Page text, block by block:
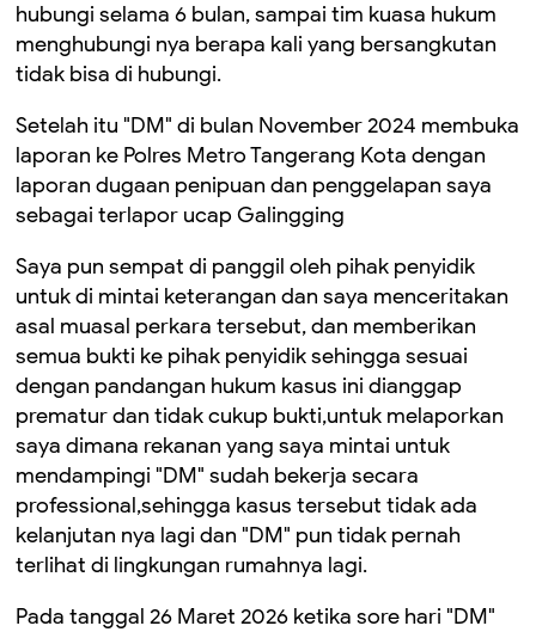
hubungi selama 6 bulan, sampai tim kuasa hukum
menghubungi nya berapa kali yang bersangkutan
tidak bisa di hubungi.
Setelah itu "DM" di bulan November 2024 membuka
laporan ke Polres Metro Tangerang Kota dengan
laporan dugaan penipuan dan penggelapan saya
sebagai terlapor ucap Galingging
Saya pun sempat di panggil oleh pihak penyidik
untuk di mintai keterangan dan saya menceritakan
asal muasal perkara tersebut, dan memberikan
semua bukti ke pihak penyidik sehingga sesuai
dengan pandangan hukum kasus ini dianggap
prematur dan tidak cukup bukti,untuk melaporkan
saya dimana rekanan yang saya mintai untuk
mendampingi "DM" sudah bekerja secara
professional,sehingga kasus tersebut tidak ada
kelanjutan nya lagi dan "DM" pun tidak pernah
terlihat di lingkungan rumahnya lagi.
Pada tanggal 26 Maret 2026 ketika sore hari "DM"